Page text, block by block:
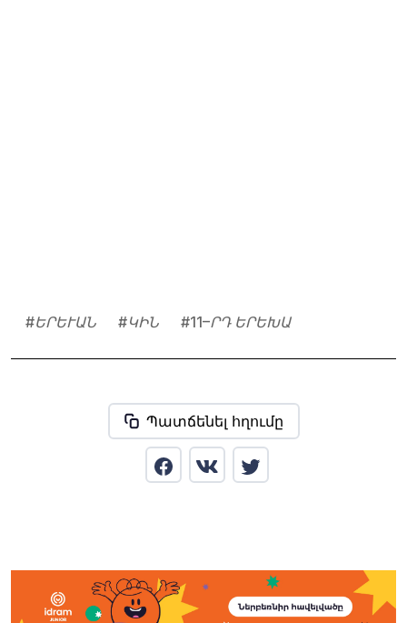
#ԵՐԵՒԱՆ #ԿԻՆ #11–ՐԴ ԵՐԵԽԱ
Պատճենել հղումը